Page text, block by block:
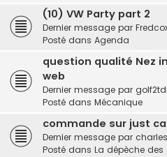
(10) VW Party part 2
Dernier message par
Posté dans Agenda
question qualité Nez
web
Dernier message par golf2tdi
Posté dans Mécanique
commande sur just
Dernier message par
Posté dans La dépèche